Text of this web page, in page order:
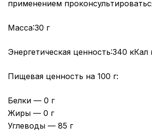
применением
Масса:30 г
Энергетическая ценность:340 кКал
Пищевая ценность на 100 г:
Белки — 0 г
Жиры — 0 г
Углеводы — 85 г